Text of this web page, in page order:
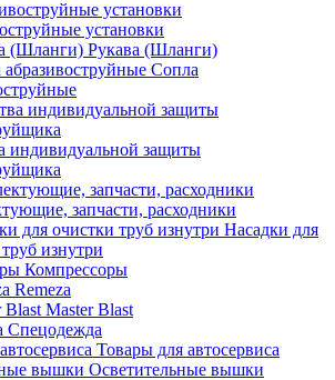
установки
Рукава (Шланги)
Сопла
индивидуальной защиты
запчасти, расходники
Насадки для
изнутри
Компрессоры
Remeza
Master Blast
Спецодежда
Товары для автосервиса
Осветительные вышки